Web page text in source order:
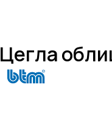
Цегла